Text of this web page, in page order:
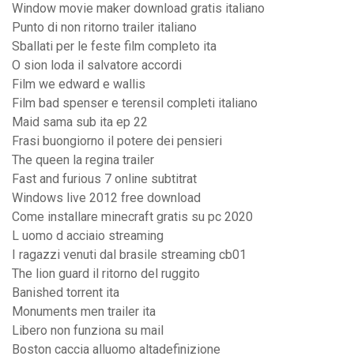
Window movie maker download gratis italiano
Punto di non ritorno trailer italiano
Sballati per le feste film completo ita
O sion loda il salvatore accordi
Film we edward e wallis
Film bad spenser e terensil completi italiano
Maid sama sub ita ep 22
Frasi buongiorno il potere dei pensieri
The queen la regina trailer
Fast and furious 7 online subtitrat
Windows live 2012 free download
Come installare minecraft gratis su pc 2020
L uomo d acciaio streaming
I ragazzi venuti dal brasile streaming cb01
The lion guard il ritorno del ruggito
Banished torrent ita
Monuments men trailer ita
Libero non funziona su mail
Boston caccia alluomo altadefinizione